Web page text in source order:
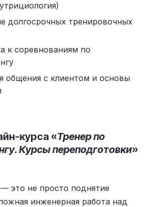
долгосрочных тренировочных
к соревнованиям по
общения с клиентом и основы
курса «Тренер по
Курсы переподготовки»
это не просто поднятие
инженерная работа над